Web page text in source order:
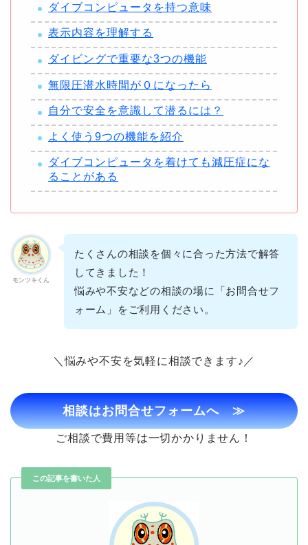
ダイブコンピュータを持つ意味
表示内容を理解する
ダイビングで重要な3つの機能
無限圧潜水時間が０になったら
自分で安全を意識して潜るには？
よく使う9つの機能を紹介
ダイブコンピュータを着けても減圧症にな
ることがある
モンツキくん
たくさんの相談を個々に合った方法で解答
してきました！
悩みや不安などの相談の場に「お問合せフ
ォーム」をご利用ください。
＼悩みや不安を気軽に相談できます♪／
相談はお問合せフォームへ ≫
ご相談で費用等は一切かかりません！
この記事を書いた人